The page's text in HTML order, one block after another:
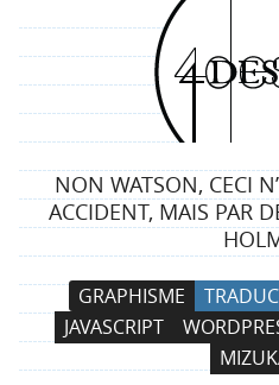
NON WATSON, CECI
ACCIDENT, MAIS PAR
GRAPHISME
JAVASCRIPT